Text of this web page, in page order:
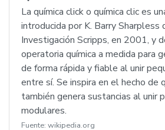
La química click o química clic es
introducida por K. Barry
Investigación Scripps, en 2001, y
operatoria química a medida para
de forma rápida y fiable al unir
entre sí. Se inspira en el hecho de
también genera sustancias al unir
modulares.
Fuente: wikipedia.org